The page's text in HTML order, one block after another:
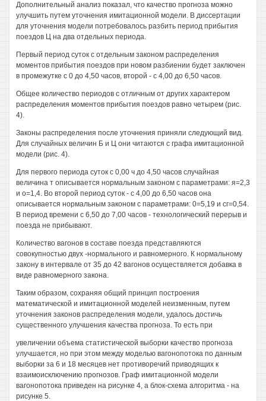
Дополнительный анализ показал, что качество прогноза можно
улучшить путем уточнения имитационной модели. В диссертации
для уточнения модели потребовалось разбить период прибытия
поездов Ц на два отдельных периода.
Первый период суток с отдельным законом распределения
моментов прибытия поездов при новом разбиении будет заключен
в промежутке с 0 до 4,50 часов, второй - с 4,00 до 6,50 часов.
Общее количество периодов с отличным от других характером
распределения моментов прибытия поездов равно четырем (рис.
4).
Законы распределения после уточнения приняли следующий вид.
Для случайных величин Б и Ц они читаются с графа имитационной
модели (рис. 4).
Для первого периода суток с 0,00 ч до 4,50 часов случайная
величина т описывается нормальным законом с параметрами: я=2,3
и о=1,4. Во второй период суток - с 4,00 до 6,50 часов она
описывается нормальным законом с параметрами: 0=5,19 и сг=0,54.
В период времени с 6,50 до 7,00 часов - технологический перерыв и
поезда не прибывают.
Количество вагонов в составе поезда представляются
совокупностью двух -нормального и равномерного. К нормальному
закону в интервале от 35 до 42 вагонов осуществляется добавка в
виде равномерного закона.
Таким образом, сохраняя общий принцип построения
математической и имитационной моделей неизменным, путем
уточнения законов распределения модели, удалось достичь
существенного улучшения качества прогноза. То есть при
увеличении объема статистической выборки качество прогноза
улучшается, но при этом между моделью вагонопотока по данным
выборки за 6 и 18 месяцев нет противоречий приводящих к
взаимоисключению прогнозов. Граф имитационной модели
вагонопотока приведен на рисунке 4, а блок-схема алгоритма - на
рисунке 5.